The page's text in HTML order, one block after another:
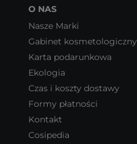
O NAS
Nasze Marki
Gabinet kosmetologiczny
Karta podarunkowa
Ekologia
Czas i koszty dostawy
Formy płatności
Kontakt
Cosipedia